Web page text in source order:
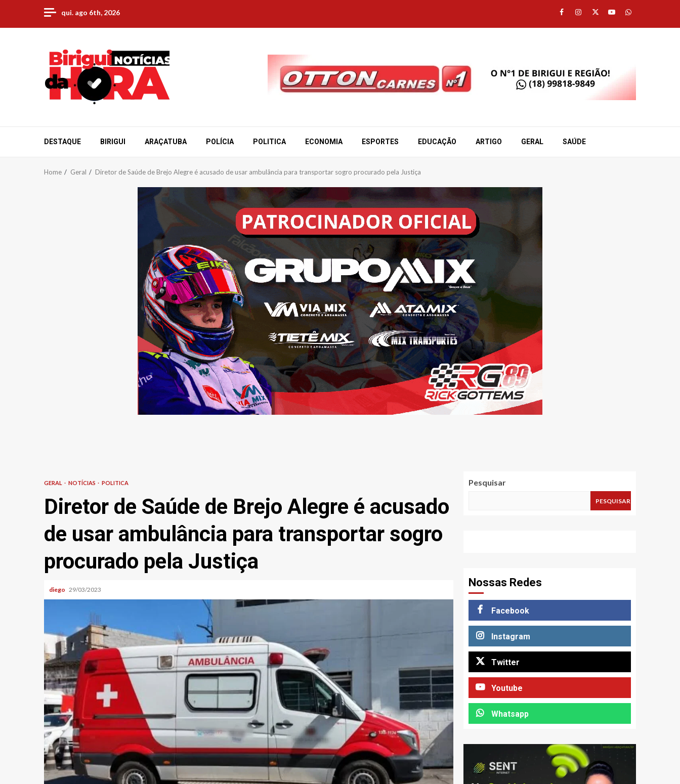
content
qui. ago 6th, 2026 Facebook
Instagram
TwitterYoutubeWhatsapp
DESTAQUE BIRIGUI ARAÇATUBA POLÍCIA POLITICA ECONOMIA ESPORTES EDUCAÇÃO ARTIGO GERAL SAÚDE
Home Geral Diretor de Saúde de Brejo Alegre é acusado de usar ambulância para transportar sogro procurado pela Justiça
GERAL NOTÍCIAS POLITICA
Diretor de Saúde de Brejo Alegre é acusado
de usar ambulância para transportar sogro
procurado pela Justiça
diego 29/03/2023
Pesquisar
PESQUISAR
Nossas Redes
Facebook
Instagram
Twitter
Youtube
Whatsapp